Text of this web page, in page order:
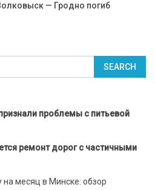
— Гродно погиб
проблемы с питьевой
ремонт дорог с частичными
на месяц в Минске: обзор